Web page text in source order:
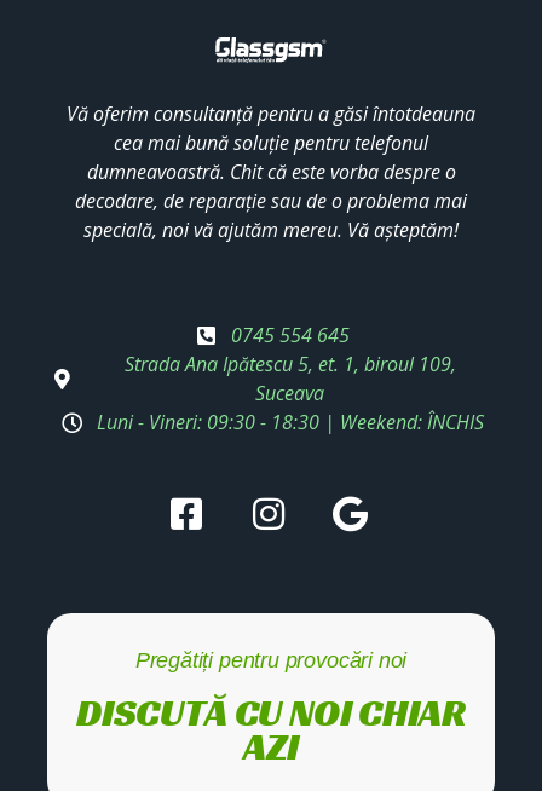
Vă oferim consultanță pentru a găsi întotdeauna
cea mai bună soluție pentru telefonul
dumneavoastră. Chit că este vorba despre o
decodare, de reparație sau de o problema mai
specială, noi vă ajutăm mereu. Vă așteptăm!
0745 554 645
Strada Ana Ipătescu 5, et. 1, biroul 109,
Suceava
Luni - Vineri: 09:30 - 18:30 | Weekend: ÎNCHIS
Pregătiți pentru provocări noi
DISCUTĂ CU NOI CHIAR
AZI